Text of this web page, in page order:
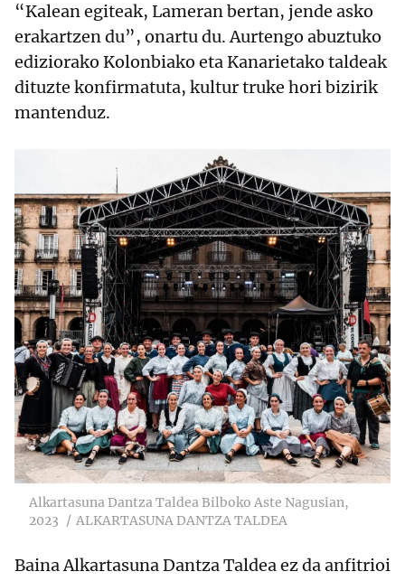
“Kalean egiteak, Lameran bertan, jende asko
erakartzen du”, onartu du. Aurtengo abuztuko
ediziorako Kolonbiako eta Kanarietako taldeak
dituzte konfirmatuta, kultur truke hori bizirik
mantenduz.
Alkartasuna Dantza Taldea Bilboko Aste Nagusian,
2023
ALKARTASUNA DANTZA TALDEA
Baina Alkartasuna Dantza Taldea ez da anfitrioi